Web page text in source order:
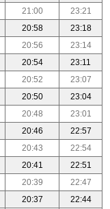
21:00
23:21
20:58
23:18
20:56
23:14
20:54
23:11
20:52
23:07
20:50
23:04
20:48
23:01
20:46
22:57
20:43
22:54
20:41
22:51
20:39
22:47
20:37
22:44